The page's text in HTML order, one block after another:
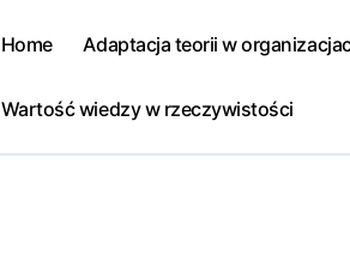
Home Adaptacja teorii w
Wartość wiedzy w rzeczywistości